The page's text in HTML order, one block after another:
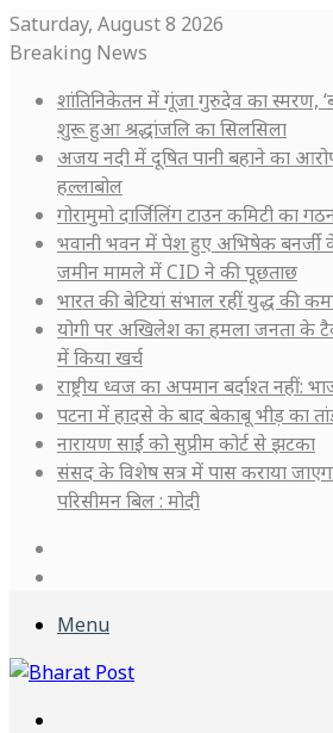
Saturday, August 8 2026
Breaking News
शांतिनिकेतन में गूंजा गुरुदेव का स्मरण,
शुरू हुआ श्रद्धांजलि का सिलसिला
अजय नदी में दूषित पानी बहाने का
हल्लाबोल
गोरामुमो दार्जिलिंग टाउन कमिटी का
भवानी भवन में पेश हुए अभिषेक बनर्जी
जमीन मामले में CID ने की पूछताछ
भारत की बेटियां संभाल रहीं युद्ध की
योगी पर अखिलेश का हमला जनता के
में किया खर्च
राष्ट्रीय ध्वज का अपमान बर्दाश्त नहीं:
पटना में हादसे के बाद बेकाबू भीड़ का
नारायण साईं को सुप्रीम कोर्ट से झटका
संसद के विशेष सत्र में पास कराया
परिसीमन बिल : मोदी
Menu